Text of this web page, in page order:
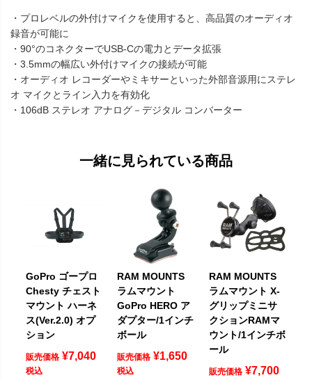
・プロレベルの外付けマイクを使用すると、高品質のオーディオ
録音が可能に
・90°のコネクターでUSB-Cの電力とデータ拡張
・3.5mmの幅広い外付けマイクの接続が可能
・オーディオ レコーダーやミキサーといった外部音源用にステレ
オ マイクとライン入力を有効化
・106dB ステレオ アナログ－デジタル コンバーター
一緒に見られている商品
GoPro ゴープロ
Chesty チェスト
マウント ハーネ
ス(Ver.2.0) オプ
ション
販売価格 ¥7,040
税込
RAM MOUNTS
ラムマウント
GoPro HERO ア
ダプター/1インチ
ボール
販売価格 ¥1,650
税込
RAM MOUNTS
ラムマウント X-
グリップミニサ
クションRAMマ
ウント/1インチボ
ール
販売価格 ¥7,700